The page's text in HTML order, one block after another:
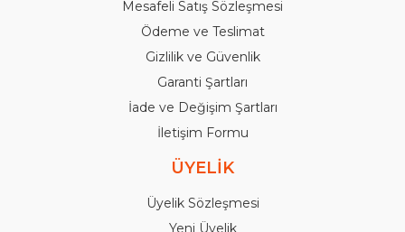
Mesafeli Satış Sözleşmesi
Ödeme ve Teslimat
Gizlilik ve Güvenlik
Garanti Şartları
İade ve Değişim Şartları
İletişim Formu
ÜYELİK
Üyelik Sözleşmesi
Yeni Üyelik